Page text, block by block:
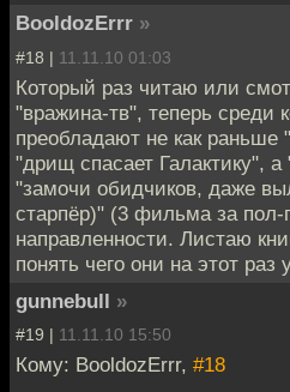
BooldozErrr »
#18 | 11.11.10 01:03
Который раз читаю или
"вражина-тв", теперь среди
преобладают не как раньше
"дрищ спасает Галактику",
"замочи обидчиков, даже
старпёр)" (3 фильма за пол-
направленности. Листаю
понять чего они на этот раз
gunnebull »
#19 | 11.11.10 15:50
Кому: BooldozErrr, #18